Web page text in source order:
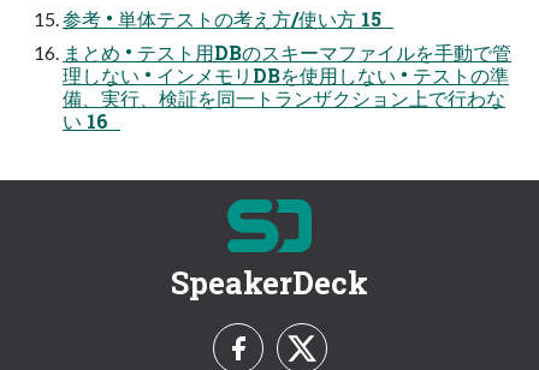
参考 • 単体テストの考え方/使い方 15
まとめ • テスト用DBのスキーマファイルを手動で管
理しない • インメモリDBを使用しない • テストの準
備、実行、検証を同一トランザクション上で行わな
い 16
SpeakerDeck